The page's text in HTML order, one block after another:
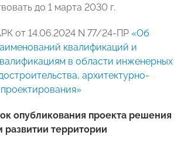
до 1 марта 2030 г.
от 14.06.2024 N 77/24-ПР «Об
квалификаций и
в области инженерных
архитектурно-
опубликования проекта решения
территории